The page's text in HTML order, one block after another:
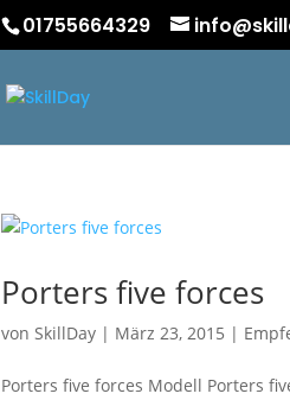
01755664329
Porters five forces
vonSkillDay | März 23, 2015 |
Porters five forces Modell Porters